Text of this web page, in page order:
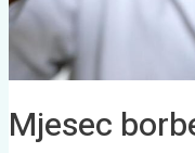
Mjesec